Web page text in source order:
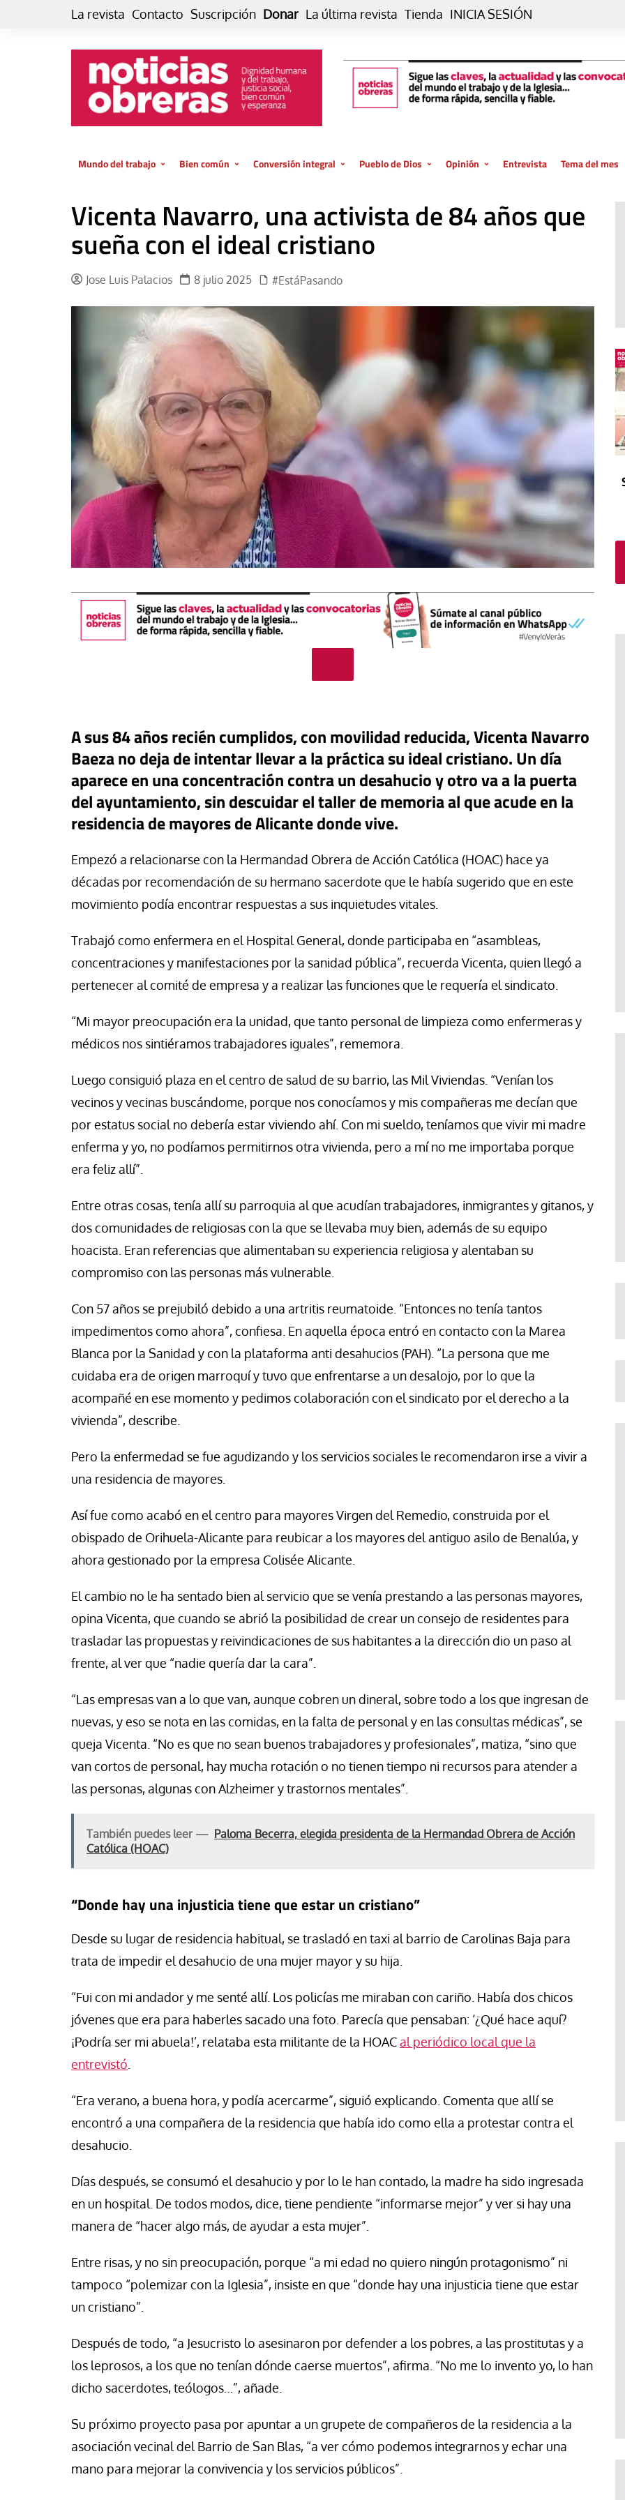
La revista Contacto Suscripción Donar La última revista Tienda INICIA SESIÓN
Mundo del trabajo
El trabajo es para la vida
GlobalizAcción
MMTC
Laboral
La mundialización
El amor en el mundo
Los empobrecidos por el
mundo
Radio — Mundo obrero hoy
Vidas precarias
Bien común
Economía
Conversión integral
El cuidado de la creación
Experiencia
Cultura
Libro
Cine
Dos minutos
Aplicaciones
Música
Poesía
Relato
Pueblo de Dios
La oración de cada día
Vaticano
Opinión
Blog De paso…
Blog Sembrando sueños,
recogiendo humanidad
Blog Mensajes guardados
La columna
Entrevista Tema del mes
Vicenta Navarro, una activista de 84 años que
sueña con el ideal cristiano
Jose Luis Palacios 8 julio 2025 #EstáPasando
A sus 84 años recién cumplidos, con movilidad reducida, Vicenta Navarro
Baeza no deja de intentar llevar a la práctica su ideal cristiano. Un día
aparece en una concentración contra un desahucio y otro va a la puerta
del ayuntamiento, sin descuidar el taller de memoria al que acude en la
residencia de mayores de Alicante donde vive.
Empezó a relacionarse con la Hermandad Obrera de Acción Católica (HOAC) hace ya
décadas por recomendación de su hermano sacerdote que le había sugerido que en este
movimiento podía encontrar respuestas a sus inquietudes vitales.
Trabajó como enfermera en el Hospital General, donde participaba en “asambleas,
concentraciones y manifestaciones por la sanidad pública”, recuerda Vicenta, quien llegó a
pertenecer al comité de empresa y a realizar las funciones que le requería el sindicato.
“Mi mayor preocupación era la unidad, que tanto personal de limpieza como enfermeras y
médicos nos sintiéramos trabajadores iguales”, rememora.
Luego consiguió plaza en el centro de salud de su barrio, las Mil Viviendas. “Venían los
vecinos y vecinas buscándome, porque nos conocíamos y mis compañeras me decían que
por estatus social no debería estar viviendo ahí. Con mi sueldo, teníamos que vivir mi madre
enferma y yo, no podíamos permitirnos otra vivienda, pero a mí no me importaba porque
era feliz allí”.
Entre otras cosas, tenía allí su parroquia al que acudían trabajadores, inmigrantes y gitanos, y
dos comunidades de religiosas con la que se llevaba muy bien, además de su equipo
hoacista. Eran referencias que alimentaban su experiencia religiosa y alentaban su
compromiso con las personas más vulnerable.
Con 57 años se prejubiló debido a una artritis reumatoide. “Entonces no tenía tantos
impedimentos como ahora”, confiesa. En aquella época entró en contacto con la Marea
Blanca por la Sanidad y con la plataforma anti desahucios (PAH). “La persona que me
cuidaba era de origen marroquí y tuvo que enfrentarse a un desalojo, por lo que la
acompañé en ese momento y pedimos colaboración con el sindicato por el derecho a la
vivienda”, describe.
Pero la enfermedad se fue agudizando y los servicios sociales le recomendaron irse a vivir a
una residencia de mayores.
Así fue como acabó en el centro para mayores Virgen del Remedio, construida por el
obispado de Orihuela-Alicante para reubicar a los mayores del antiguo asilo de Benalúa, y
ahora gestionado por la empresa Colisée Alicante.
El cambio no le ha sentado bien al servicio que se venía prestando a las personas mayores,
opina Vicenta, que cuando se abrió la posibilidad de crear un consejo de residentes para
trasladar las propuestas y reivindicaciones de sus habitantes a la dirección dio un paso al
frente, al ver que “nadie quería dar la cara”.
“Las empresas van a lo que van, aunque cobren un dineral, sobre todo a los que ingresan de
nuevas, y eso se nota en las comidas, en la falta de personal y en las consultas médicas”, se
queja Vicenta. “No es que no sean buenos trabajadores y profesionales”, matiza, “sino que
van cortos de personal, hay mucha rotación o no tienen tiempo ni recursos para atender a
las personas, algunas con Alzheimer y trastornos mentales”.
También puedes leer — Paloma Becerra, elegida presidenta de la Hermandad Obrera de Acción
Católica (HOAC)
“Donde hay una injusticia tiene que estar un cristiano”
Desde su lugar de residencia habitual, se trasladó en taxi al barrio de Carolinas Baja para
trata de impedir el desahucio de una mujer mayor y su hija.
“Fui con mi andador y me senté allí. Los policías me miraban con cariño. Había dos chicos
jóvenes que era para haberles sacado una foto. Parecía que pensaban: ‘¿Qué hace aquí?
¡Podría ser mi abuela!’, relataba esta militante de la HOACal periódico local que la
entrevistó
“Era verano, a buena hora, y podía acercarme”, siguió explicando. Comenta que allí se
encontró a una compañera de la residencia que había ido como ella a protestar contra el
desahucio.
Días después, se consumó el desahucio y por lo le han contado, la madre ha sido ingresada
en un hospital. De todos modos, dice, tiene pendiente “informarse mejor” y ver si hay una
manera de “hacer algo más, de ayudar a esta mujer”.
Entre risas, y no sin preocupación, porque “a mi edad no quiero ningún protagonismo” ni
tampoco “polemizar con la Iglesia”, insiste en que “donde hay una injusticia tiene que estar
un cristiano”.
Después de todo, “a Jesucristo lo asesinaron por defender a los pobres, a las prostitutas y a
los leprosos, a los que no tenían dónde caerse muertos”, afirma. “No me lo invento yo, lo han
dicho sacerdotes, teólogos…”, añade.
Su próximo proyecto pasa por apuntar a un grupete de compañeros de la residencia a la
asociación vecinal del Barrio de San Blas, “a ver cómo podemos integrarnos y echar una
mano para mejorar la convivencia y los servicios públicos”.
de Migraciones pide una
urgente para más de
menores que permanecen
Luis Palacios
#EstáPasando
León XIV visitará Uruguay,
Argentina y Perú a principios de
Jose Luis Palacios
“Aquí se está defendiendo la
democracia” afirma Roberto
Saviano ante la comunidad que
Abraham Canales